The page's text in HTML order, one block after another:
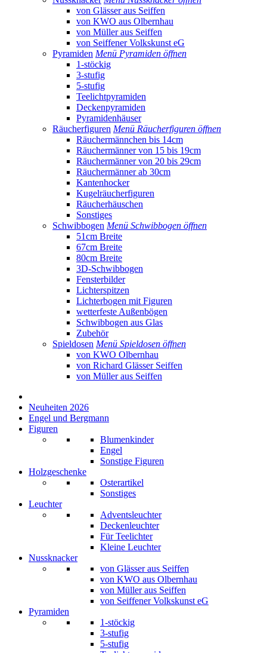
von Glässer aus Seiffen
von KWO aus Olbernhau
von Müller aus Seiffen
von Seiffener Volkskunst eG
Pyramiden Menü Pyramiden öffnen
1-stöckig
3-stufig
5-stufig
Teelichtpyramiden
Deckenpyramiden
Pyramidenhäuser
Räucherfiguren Menü Räucherfiguren öffnen
Räuchermännchen bis 14cm
Räuchermänner von 15 bis 19cm
Räuchermänner von 20 bis 29cm
Räuchermänner ab 30cm
Kantenhocker
Kugelräucherfiguren
Räucherhäuschen
Sonstiges
Schwibbogen Menü Schwibbogen öffnen
51cm Breite
67cm Breite
80cm Breite
3D-Schwibbogen
Fensterbilder
Lichterspitzen
Lichterbogen mit Figuren
wetterfeste Außenbögen
Schwibbogen aus Glas
Zubehör
Spieldosen Menü Spieldosen öffnen
von KWO Olbernhau
von Richard Glässer Seiffen
von Müller aus Seiffen
Neuheiten 2026
Engel und Bergmann
Figuren
Blumenkinder
Engel
Sonstige Figuren
Holzgeschenke
Osterartikel
Sonstiges
Leuchter
Adventsleuchter
Deckenleuchter
Für Teelichter
Kleine Leuchter
Nussknacker
von Glässer aus Seiffen
von KWO aus Olbernhau
von Müller aus Seiffen
von Seiffener Volkskunst eG
Pyramiden
1-stöckig
3-stufig
5-stufig